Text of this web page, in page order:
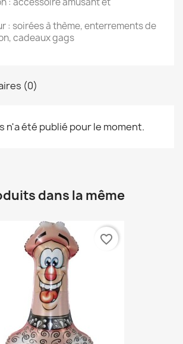
: soirées à thème, enterrements de
cadeaux gags
(0)
n'a été publié pour le moment.
dans la même
favorite_border